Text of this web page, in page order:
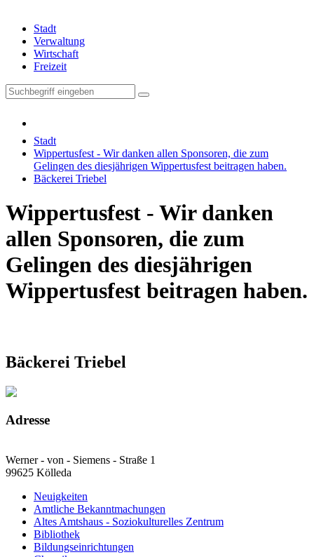
Stadt
Verwaltung
Wirtschaft
Freizeit
Stadt
Wippertusfest - Wir danken allen Sponsoren, die zum
Gelingen des diesjährigen Wippertusfest beitragen haben.
Bäckerei Triebel
Wippertusfest - Wir danken
allen Sponsoren, die zum
Gelingen des diesjährigen
Wippertusfest beitragen haben.
Bäckerei Triebel
Adresse
Werner - von - Siemens - Straße 1
99625 Kölleda
Neuigkeiten
Amtliche Bekanntmachungen
Altes Amtshaus - Soziokulturelles Zentrum
Bibliothek
Bildungseinrichtungen